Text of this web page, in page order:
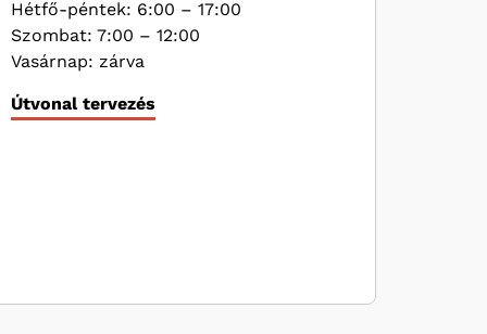
Hétfő-péntek: 6:00 – 17:00
Szombat: 7:00 – 12:00
Vasárnap: zárva
Útvonal tervezés